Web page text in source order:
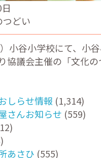
つどい
小谷小学校にて、小
協議会主催の「文化
しらせ情報 (1,314)
さんお知らせ (559)
あさひ (555)